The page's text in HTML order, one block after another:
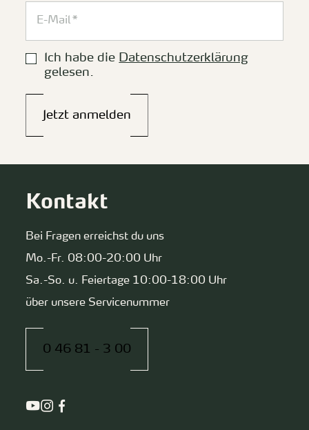
Ich habe die Datenschutzerklärung
gelesen.
Jetzt anmelden
Kontakt
Bei Fragen erreichst du uns
Mo.-Fr. 08:00-20:00 Uhr
Sa.-So. u. Feiertage 10:00-18:00 Uhr
über unsere Servicenummer
0 46 81 - 3 00